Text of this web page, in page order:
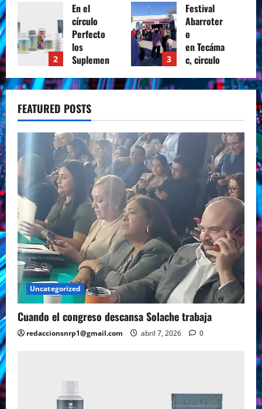
3
Festival
Abarroter
o
en Tecáma
c, circulo
de
27, 2026
0
4
Éxito en
Expoforo
Movilidad
2026
marzo 6,
FEATURED POSTS
Uncategorized
Cuando el congreso descansa Solache trabaja
redaccionsnrp1@gmail.com abril 7, 2026 0